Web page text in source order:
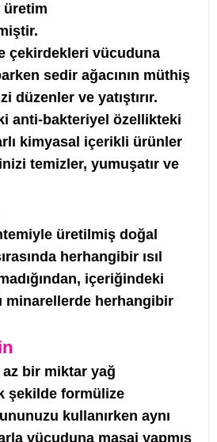
üretim
çekirdekleri vücuduna
sedir ağacının müthiş
düzenler ve yatıştırır.
anti-bakteriyel özellikteki
kimyasal içerikli ürünler
temizler, yumuşatır ve
üretilmiş doğal
herhangibir ısıl
içeriğindeki
minarellerde herhangibir
bir miktar yağ
şekilde formülize
kullanırken aynı
vücuduna masaj yapmış